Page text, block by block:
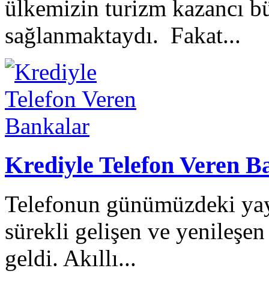
ülkemizin turizm kazancı
sağlanmaktaydı. Fakat...
Krediyle Telefon Veren
Telefonun günümüzdeki
sürekli gelişen ve
geldi. Akıllı...